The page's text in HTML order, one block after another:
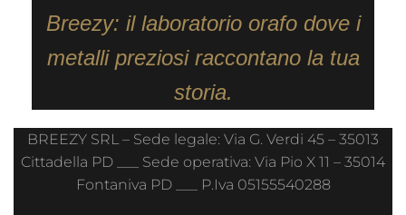
Breezy: il laboratorio orafo dove i
metalli preziosi raccontano la tua
storia.
BREEZY SRL – Sede legale: Via G. Verdi 45 – 35013
Cittadella PD ___ Sede operativa: Via Pio X 11 – 35014
Fontaniva PD ___ P.Iva 05155540288